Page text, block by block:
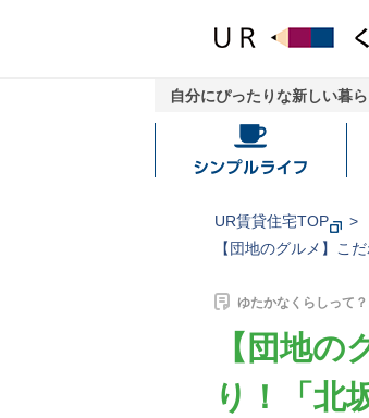
自分にぴったりな新しい暮
シ
プ
ル
UR賃貸住宅TOP
【団地のグルメ】こ
ゆたかなくらしって
【団地
り！「北